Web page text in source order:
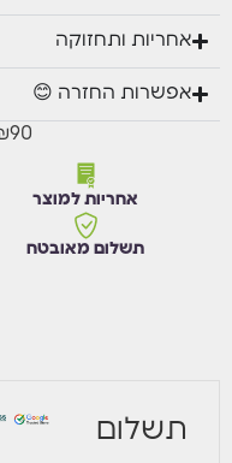
אחריות ותחזוקה
אפשרות החזרה 😊
אחריות למוצר
תשלום מאובטח
תשלום